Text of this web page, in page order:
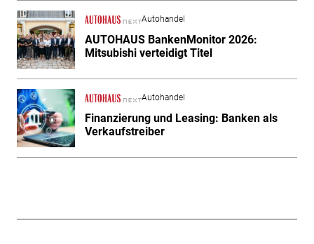
Autohandel
AUTOHAUS BankenMonitor 2026:
Mitsubishi verteidigt Titel
Autohandel
Finanzierung und Leasing: Banken als
Verkaufstreiber